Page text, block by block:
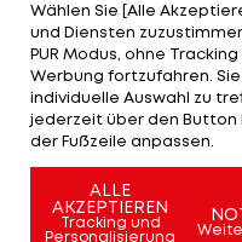
Gastgeber Schweiz
heute das
Wählen Sie [Alle
und Diensten
PUR Modus, ohne
Werbung fortzufahren.
individuelle Auswahl zu
jederzeit über den Button
der Fußzeile anpassen.
ALLE
AKZEPTIEREN
Tracking und
Personalisierung